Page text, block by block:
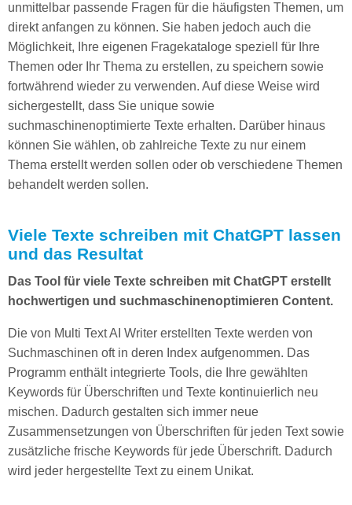
unmittelbar passende Fragen für die häufigsten Themen, um
direkt anfangen zu können. Sie haben jedoch auch die
Möglichkeit, Ihre eigenen Fragekataloge speziell für Ihre
Themen oder Ihr Thema zu erstellen, zu speichern sowie
fortwährend wieder zu verwenden. Auf diese Weise wird
sichergestellt, dass Sie unique sowie
suchmaschinenoptimierte Texte erhalten. Darüber hinaus
können Sie wählen, ob zahlreiche Texte zu nur einem
Thema erstellt werden sollen oder ob verschiedene Themen
behandelt werden sollen.
Viele Texte schreiben mit ChatGPT lassen
und das Resultat
Das Tool für viele Texte schreiben mit ChatGPT erstellt
hochwertigen und suchmaschinenoptimieren Content.
Die von Multi Text AI Writer erstellten Texte werden von
Suchmaschinen oft in deren Index aufgenommen. Das
Programm enthält integrierte Tools, die Ihre gewählten
Keywords für Überschriften und Texte kontinuierlich neu
mischen. Dadurch gestalten sich immer neue
Zusammensetzungen von Überschriften für jeden Text sowie
zusätzliche frische Keywords für jede Überschrift. Dadurch
wird jeder hergestellte Text zu einem Unikat.